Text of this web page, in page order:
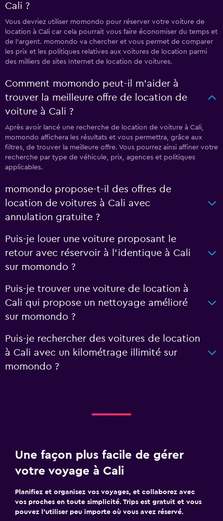
Cali ?
Vous devriez utiliser momondo pour réserver votre voiture de
location à Cali car cela pourrait vous faire économiser du temps et
de l'argent. momondo va chercher et vous permet de comparer
les prix et les politiques relatives aux voitures de location parmi
des milliers de sites Internet de location de voitures.
Comment momondo peut-il m’aider à
trouver la meilleure offre de location de
voiture à Cali ?
Après avoir lancé une recherche de location de voiture à Cali,
momondo affichera les résultats et vous permettra, grâce aux
filtres, de trouver la meilleure offre. Vous pourrez ainsi affiner votre
recherche par type de véhicule, prix, agences et politiques
applicables.
momondo propose-t-il des offres de
location de voitures à Cali avec
annulation gratuite ?
Puis-je louer une voiture proposant le
retour avec réservoir à l’identique à Cali
sur momondo ?
Puis-je trouver une voiture de location à
Cali qui propose un nettoyage amélioré
sur momondo ?
Puis-je rechercher des voitures de location
à Cali avec un kilométrage illimité sur
momondo ?
Une façon plus facile de gérer
votre voyage à Cali
Planifiez et organisez vos voyages, et collaborez avec
vos proches en toute simplicité. Trips est gratuit et vous
pouvez l’utiliser peu importe où vous avez réservé.